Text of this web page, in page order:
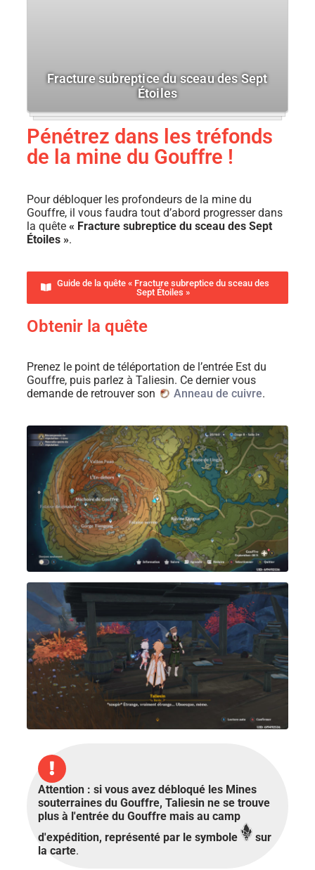
Fracture subreptice du sceau des Sept
Étoiles
Pénétrez dans les tréfonds
de la mine du Gouffre !
Pour débloquer les profondeurs de la mine du
Gouffre, il vous faudra tout d’abord progresser dans
la quête « Fracture subreptice du sceau des Sept
Étoiles ».
Guide de la quête « Fracture subreptice du sceau des
Sept Étoiles »
Obtenir la quête
Prenez le point de téléportation de l’entrée Est du
Gouffre, puis parlez à Taliesin. Ce dernier vous
demande de retrouver son
Anneau de cuivre.
Attention : si vous avez débloqué les Mines
souterraines du Gouffre, Taliesin ne se trouve
plus à l'entrée du Gouffre mais au camp
d'expédition, représenté par le symbole
sur
la carte.